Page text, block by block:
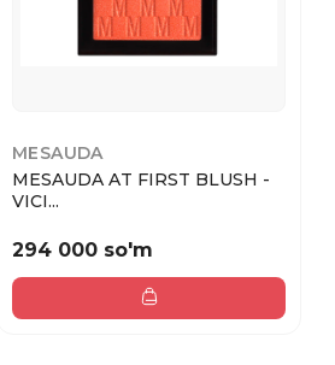
MESAUDA
MESAUDA AT FIRST BLUSH -
VICI...
294 000 so'm